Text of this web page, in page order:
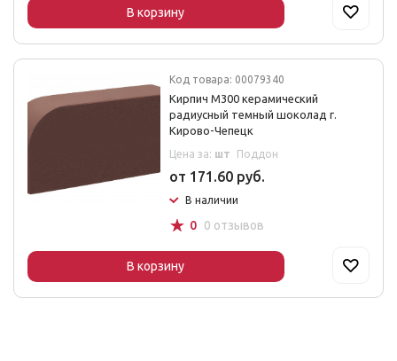
В корзину
Код товара: 00079340
Кирпич М300 керамический
радиусный темный шоколад г.
Кирово-Чепецк
Цена за: шт Поддон
от 171.60 руб.
В наличии
☆ 0 0 отзывов
В корзину